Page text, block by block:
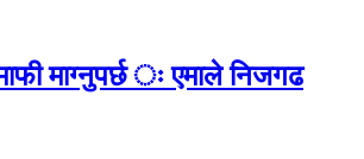
माग्नुपर्छ ः एमाले निजगढ